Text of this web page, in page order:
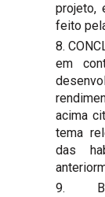
projeto,
feito
8.
em
acima
tema
das
9.